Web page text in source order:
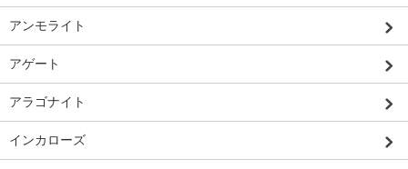
アンモライト
アゲート
アラゴナイト
インカローズ